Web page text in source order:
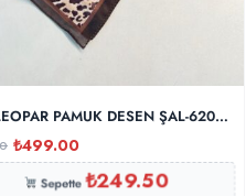
PAMUK DESEN ŞAL-
₺499.00
Sepette₺249.50